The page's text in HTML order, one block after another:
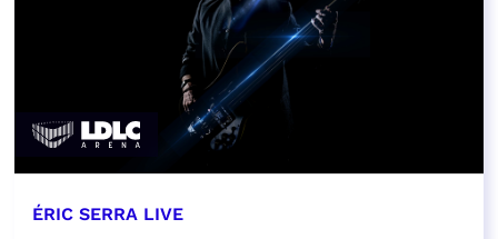
ÉRIC SERRA LIVE